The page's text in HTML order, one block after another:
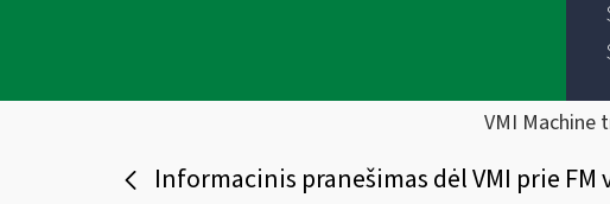
VMI
Informacinis pranešimas dėl VMI prie